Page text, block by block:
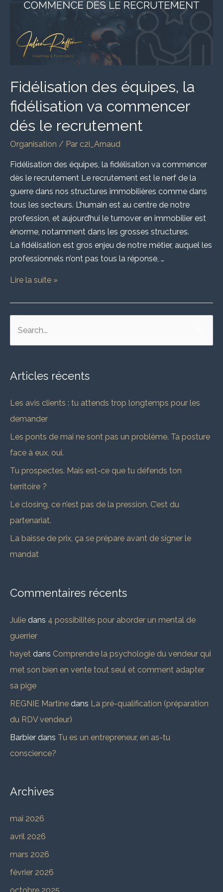
Fidélisation des équipes, la
fidélisation va commencer
dés le recrutement
Organisation / Par c2i_Arnaud
Fidélisation des équipes, la fidélisation va commencer
dès le recrutement Le recrutement est le nerf de la
guerre dans nos structures immobilières comme dans
tous les secteurs. L’humain est au centre de notre
profession, et aujourd’hui le turnover en immobilier est
énorme, notamment dans les grosses structures.
La fidélisation est gros enjeu de notre métier, auquel les
professionnels n’ont pas tous la réponse, …
dés
Lire la suite »
e
h
Articles récents
Les avis clients : tu attends trop longtemps pour les
demander
Les ponts de mai ne sont pas un problème. Ta posture
face à eux, oui.
Tu prospectes. Mais est-ce que tu défends ton
territoire ?
Le closing, ce n’est pas de la pression. C’est du
partenariat.
La baisse de prix, ça se prépare avant de signer le
mandat
Commentaires récents
Julie dans 4 possibilités pour aborder un mental de
guerrier
hayet dans Comprendre la psychologie du vendeur qui
met son bien en vente tout seul et comment adapter
sa pige
REGNIE Martine dans La pré-qualification (préparation
du RDV vendeur)
Barbier dans Tu es un entrepreneur, en as-tu
conscience?
Archives
mai 2026
avril 2026
mars 2026
février 2026